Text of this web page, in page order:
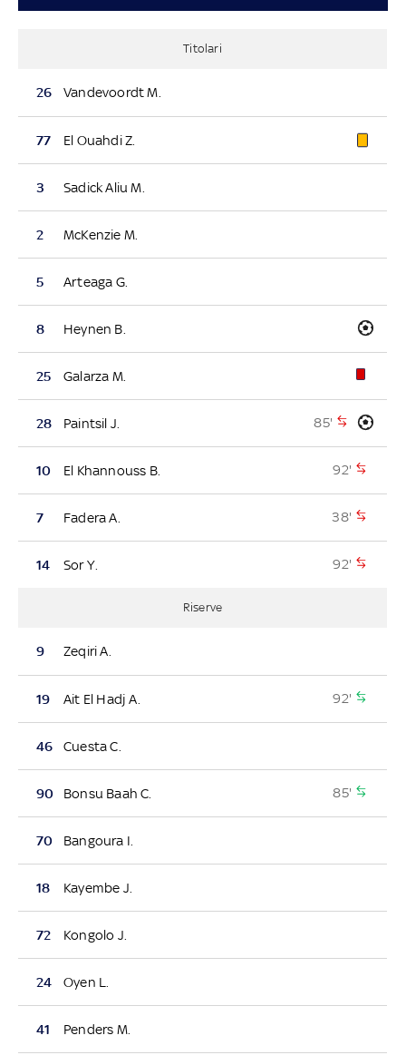
Titolari
26 Vandevoordt M.
77 El Ouahdi Z.
3 Sadick Aliu M.
2 McKenzie M.
5 Arteaga G.
8 Heynen B.
25 Galarza M.
28 Paintsil J. 85'
10 El Khannouss B. 92'
7 Fadera A. 38'
14 Sor Y. 92'
Riserve
9 Zeqiri A.
19 Ait El Hadj A. 92'
46 Cuesta C.
90 Bonsu Baah C. 85'
70 Bangoura I.
18 Kayembe J.
72 Kongolo J.
24 Oyen L.
41 Penders M.